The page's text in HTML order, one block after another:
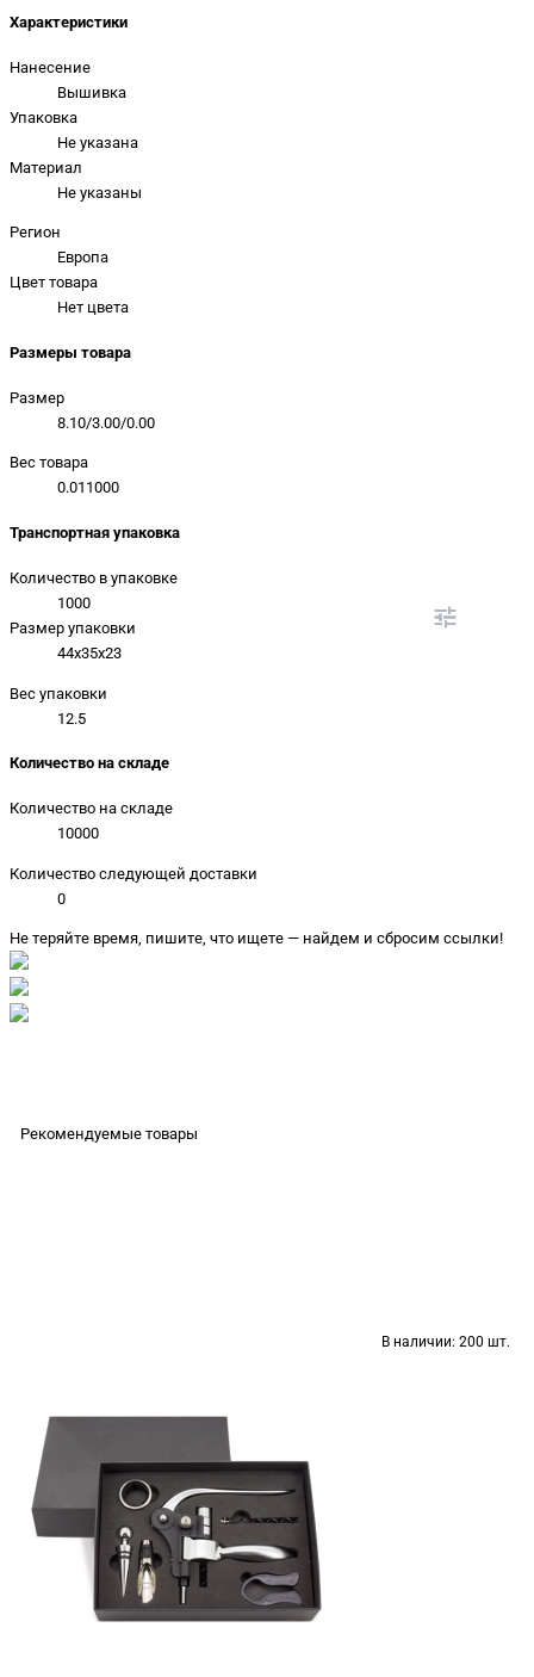
Характеристики
Нанесение
Вышивка
Упаковка
Не указана
Материал
Не указаны
Регион
Европа
Цвет товара
Нет цвета
Размеры товара
Размер
8.10/3.00/0.00
Вес товара
0.011000
Транспортная упаковка
Количество в упаковке
1000
Размер упаковки
44x35x23
Вес упаковки
12.5
Количество на складе
Количество на складе
10000
Количество следующей доставки
0
Не теряйте время, пишите, что ищете — найдем и сбросим ссылки!
Рекомендуемые товары
В наличии: 200 шт.